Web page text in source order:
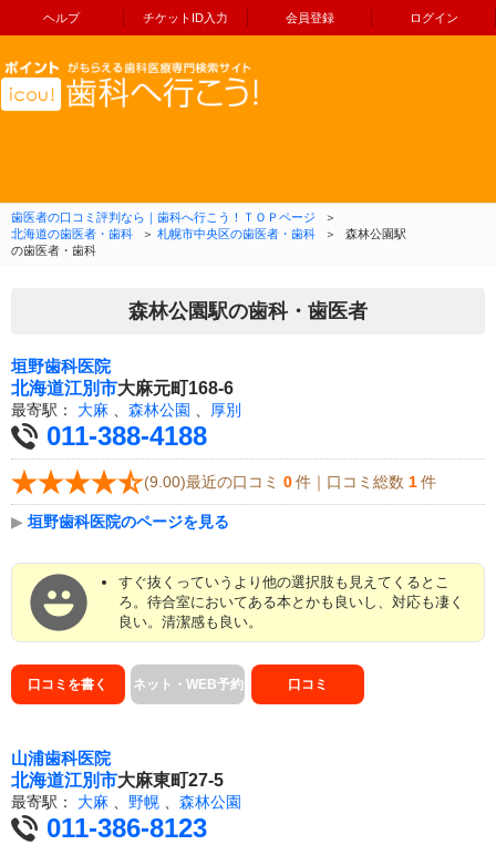
ヘルプ チケットID入力 会員登録 ログイン
コンテンツへ移動
歯医者の口コミ評判なら｜歯科へ行こう！ＴＯＰページ
＞
北海道の歯医者・歯科
＞ 札幌市中央区の歯医者・歯科 ＞
森林公園駅
の歯医者・歯科
森林公園駅の歯科・歯医者
垣野歯科医院
北海道江別市大麻元町168-6
最寄駅： 大麻 森林公園 厚別
011-388-4188
(9.00)最近の口コミ 0 件｜口コミ総数 1 件
▶ 垣野歯科医院のページを見る
すぐ抜くっていうより他の選択肢も見えてくるとこ
ろ。待合室においてある本とかも良いし、対応も凄く
良い。清潔感も良い。
口コミを書く ネット・WEB予約 口コミ
山浦歯科医院
北海道江別市大麻東町27-5
最寄駅： 大麻 、 野幌 、 森林公園
011-386-8123